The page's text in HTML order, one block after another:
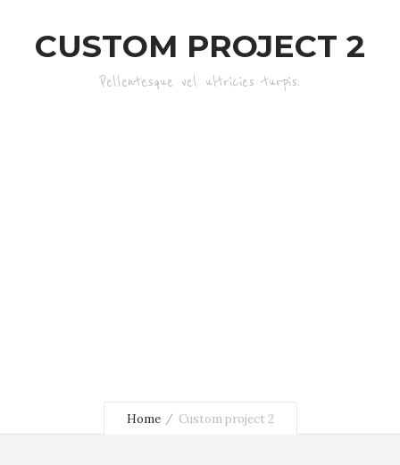
CUSTOM PROJECT 2
Pellentesque vel ultricies turpis.
Home Custom project 2